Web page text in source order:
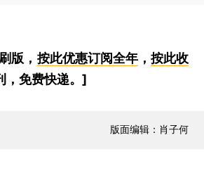
版， 按此优惠订阅全年， 按此收
，免费快递。]
版面编辑：肖子何